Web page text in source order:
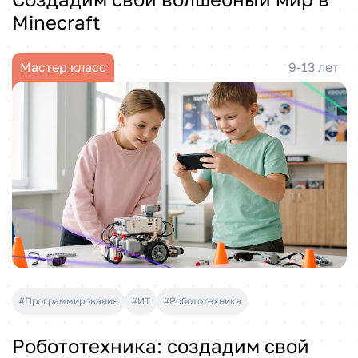
Minecraft
Мастер класс 9-13 лет
#Программирование #ИТ #Робототехника
Робототехника: создадим свой